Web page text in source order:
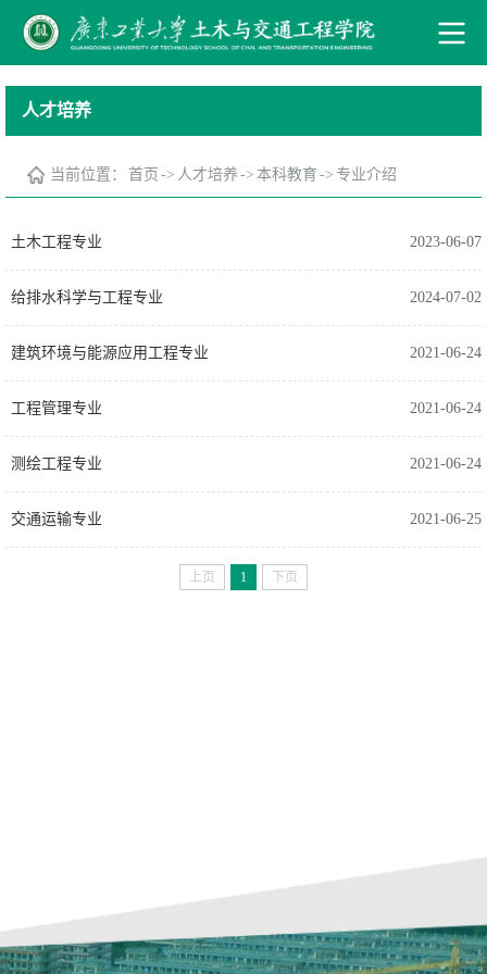
人才培养
当前位置： 首页 -> 人才培养 -> 本科教育 -> 专业介绍
2023-06-07
土木工程专业
2024-07-02
给排水科学与工程专业
2021-06-24
建筑环境与能源应用​工程专业
2021-06-24
工程管理专业
2021-06-24
测绘工程专业
2021-06-25
交通运输​专业
上页 1 下页